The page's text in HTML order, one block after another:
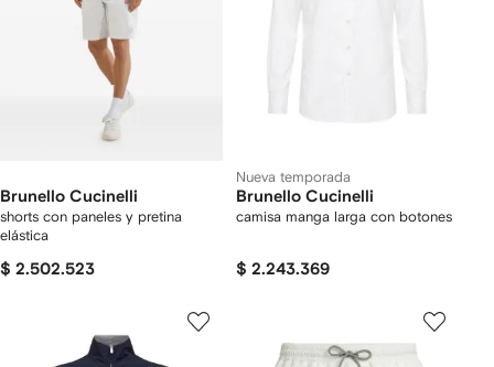
Brunello Cucinelli
shorts con paneles y pretina
elástica
$ 2.502.523
Nueva temporada
Brunello Cucinelli
camisa manga larga con botones
$ 2.243.369